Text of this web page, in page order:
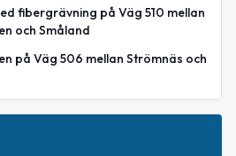
fibergrävning på Väg 510 mellan
och Småland
på Väg 506 mellan Strömnäs och